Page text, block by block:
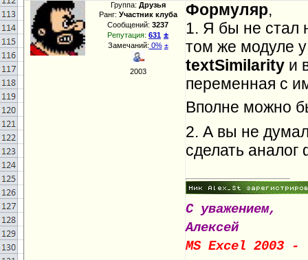
Группа: Друзья
Ранг: Участник клуба
Сообщений: 3237
Репутация: 631 ±
Замечаний: 0% ±
2003
Формуляр,
1. Я бы не стал
том же модуле
textSimilarity и
переменная с
Вполне можно
2. А вы не
сделать
С уважением,
Алексей
MS Excel 2003